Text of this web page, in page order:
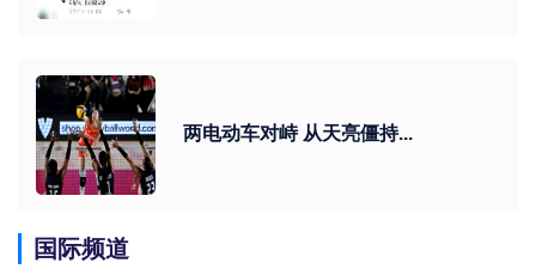
两电动车对峙 从天亮僵持...
国际频道